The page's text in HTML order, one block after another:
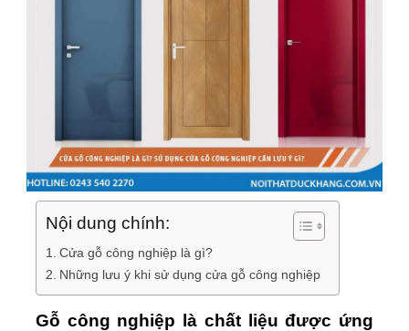
Nội dung chính:
Cửa gỗ công nghiệp là gì?
Những lưu ý khi sử dụng cửa gỗ công nghiệp
Gỗ công nghiệp là chất liệu được ứng